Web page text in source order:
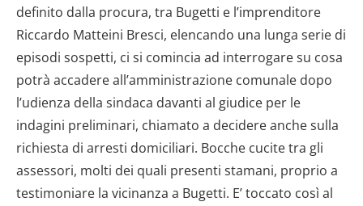
definito dalla procura, tra Bugetti e l’imprenditore
Riccardo Matteini Bresci, elencando una lunga serie di
episodi sospetti, ci si comincia ad interrogare su cosa
potrà accadere all’amministrazione comunale dopo
l’udienza della sindaca davanti al giudice per le
indagini preliminari, chiamato a decidere anche sulla
richiesta di arresti domiciliari. Bocche cucite tra gli
assessori, molti dei quali presenti stamani, proprio a
testimoniare la vicinanza a Bugetti. E’ toccato così al